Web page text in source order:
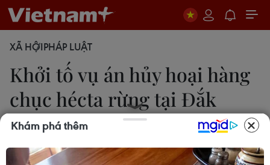
XÃ HỘIPHÁP LUẬT
Khởi tố vụ án hủy hoại hàng
chục hécta rừng tại Đắk
Nông
12/04/2017 11:23
Khám phá thêm